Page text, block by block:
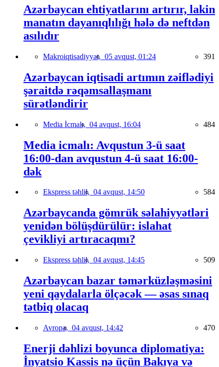
Azərbaycan ehtiyatlarını artırır, lakin
manatın dayanıqlılığı hələ də neftdən
asılıdır
Makroiqtisadiyyat, 05 avqust, 01:24 391
Azərbaycan iqtisadi artımın zəiflədiyi
şəraitdə rəqəmsallaşmanı
sürətləndirir
Media İcmalı, 04 avqust, 16:04 484
Media icmalı: Avqustun 3-ü saat
16:00-dan avqustun 4-ü saat 16:00-
dək
Ekspress təhlil, 04 avqust, 14:50 584
Azərbaycanda gömrük səlahiyyətləri
yenidən bölüşdürülür: islahat
çevikliyi artıracaqmı?
Ekspress təhlil, 04 avqust, 14:45 509
Azərbaycan bazar təmərküzləşməsini
yeni qaydalarla ölçəcək — əsas sınaq
tətbiq olacaq
Avropa, 04 avqust, 14:42 470
Enerji dəhlizi boyunca diplomatiya:
İnyatsio Kassis nə üçün Bakıya və